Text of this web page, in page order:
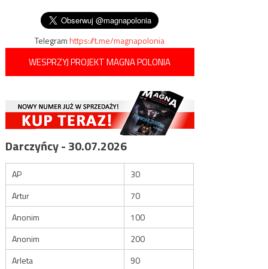
Telegramhttps://t.me/magnapolonia
WESPRZYJ PROJEKT MAGNA POLONIA
Darczyńcy - 30.07.2026
AP
30
Artur
70
Anonim
100
Anonim
200
Arleta
90